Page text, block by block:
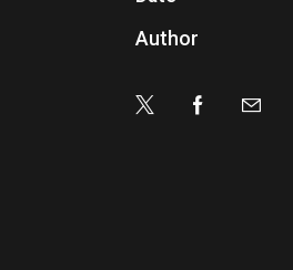
Author